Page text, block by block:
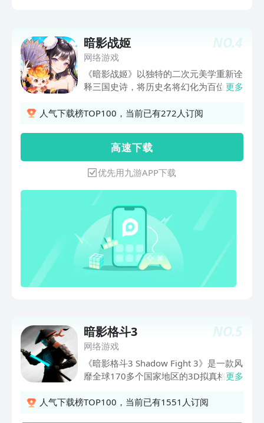
NO.4
暗影战姬
网络游戏
《暗影战姬》以独特的二次元美学重新诠
释三国史诗，将历史名将幻化为百位风格
技能与羁绊组合，游戏采用动态塔防玩
攻势。同时游戏内搭配 Roguelike 副本、
势力争霸等多元玩法，带你体验一个不一
样的三国塔防。
更多
人气下载榜TOP100，当前已有272人订阅
高 速 下 载
优先用九游APP下载
NO.5
暗影格斗3
网络游戏
《暗影格斗3 Shadow Fight 3》是一款风
靡全球170多个国家地区的3D拟真格斗
器收藏、决斗对战等多种元素特色。格斗
更多
人气下载榜TOP100，当前已有1551人订阅